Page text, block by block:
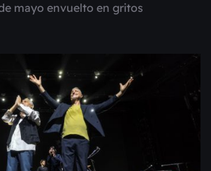
mayo envuelto en gritos